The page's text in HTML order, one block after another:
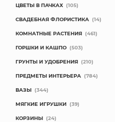
ЦВЕТЫ В ПАЧКАХ (105)
СВАДЕБНАЯ ФЛОРИСТИКА (14)
КОМНАТНЫЕ РАСТЕНИЯ (461)
ГОРШКИ И КАШПО (503)
ГРУНТЫ И УДОБРЕНИЯ (210)
ПРЕДМЕТЫ ИНТЕРЬЕРА (784)
ВАЗЫ (344)
МЯГКИЕ ИГРУШКИ (39)
КОРЗИНЫ (24)